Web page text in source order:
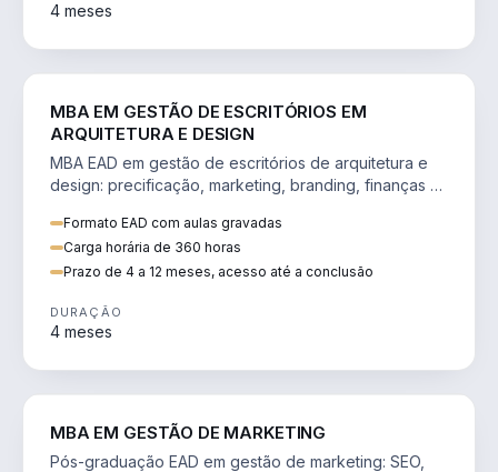
4 meses
MBA EM GESTÃO DE ESCRITÓRIOS EM
ARQUITETURA E DESIGN
MBA EAD em gestão de escritórios de arquitetura e
design: precificação, marketing, branding, finanças e
Formato EAD com aulas gravadas
Carga horária de 360 horas
Prazo de 4 a 12 meses, acesso até a conclusão
DURAÇÃO
4 meses
MBA EM GESTÃO DE MARKETING
Pós-graduação EAD em gestão de marketing: SEO,